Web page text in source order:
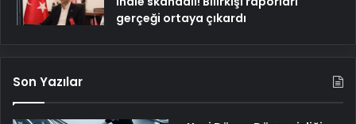
gerçeği ortaya çıkardı
Son Yazılar